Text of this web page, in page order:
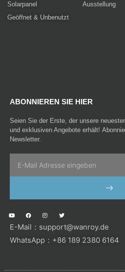
Solarpanel
Geöffnet & Unbenutzt
Ausstellung
ABONNIEREN SIE HIER
Seien Sie der Erste, der unsere
und exklusiven Angebote erhält!
Newsletter.
o
t
b
e
a
e
o
o
n
t
g
r
w
t
e
r
E-Mail： support@wanroy.de
WhatsApp：+86 189 2380 6164